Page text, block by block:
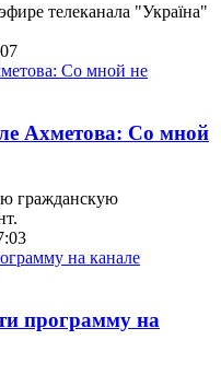
телеканала "Україна"
Ахметова: Со мной
гражданскую
программу на